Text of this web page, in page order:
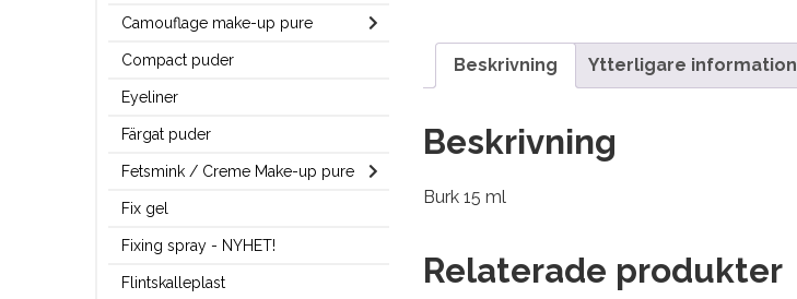
Camouflage make-up pure
Compact puder
Eyeliner
Färgat puder
Fetsmink / Creme Make-up pure
Fix gel
Fixing spray - NYHET!
Flintskalleplast
Beskrivning Ytterligare information
Beskrivning
Burk 15 ml
Relaterade produkter